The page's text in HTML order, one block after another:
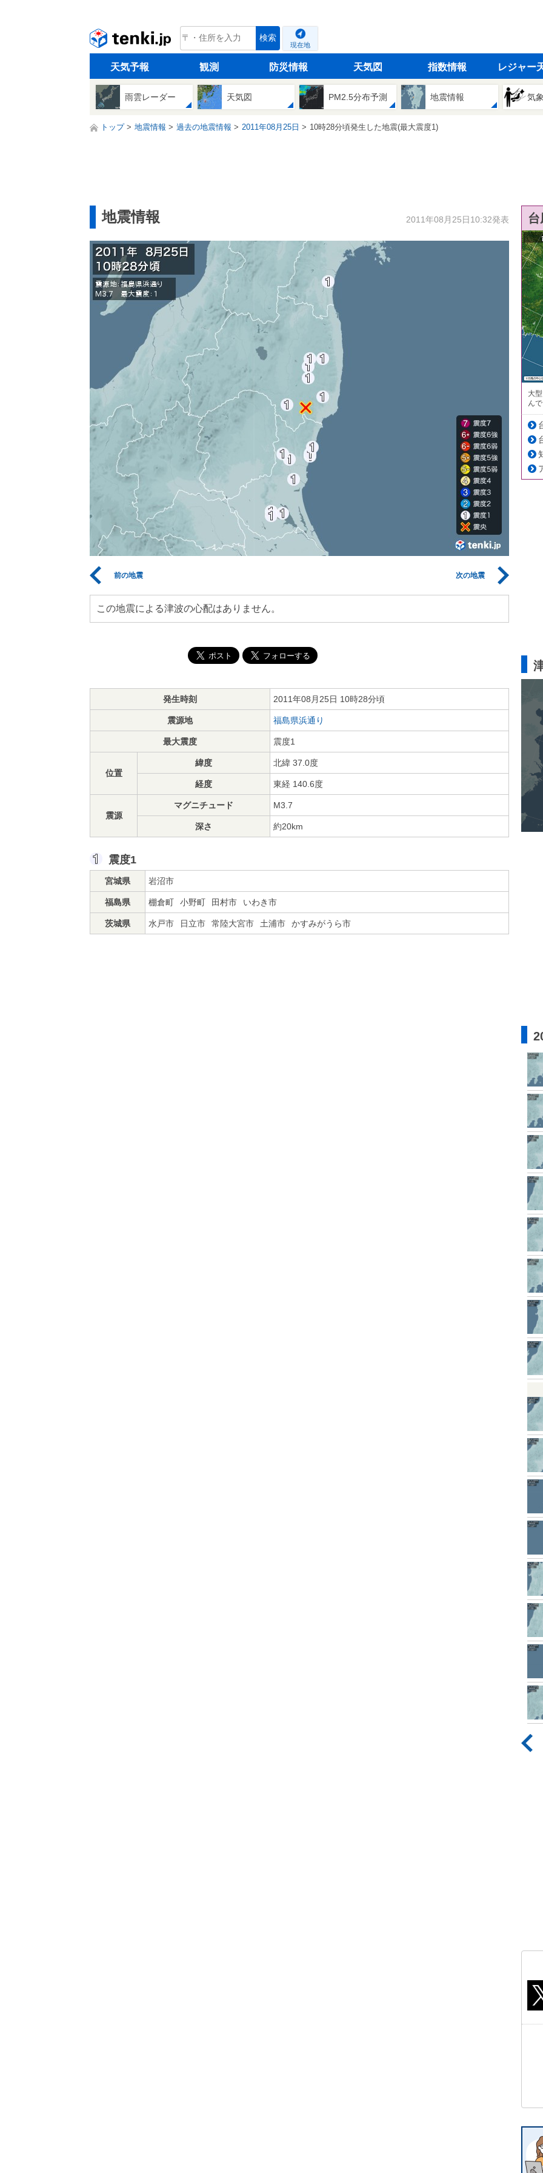
tenki.jp 検索
現在地
天気予報 観測 防災情報 天気図 指数情報 レジャー
雨雲レーダー 天気図 PM2.5分布予測 地震情報 気
トップ 地震情報 過去の地震情報 2011年08月25日 10時28分頃発生した地震(最大震度1)
地震情報 2011年08月25日10:32発表
前の地震 次の地震
この地震による津波の心配はありません。
発生時刻 2011年08月25日 10時28分頃
震源地 福島県浜通り
最大震度 震度1
位置
緯度 北緯 37.0度
経度 東経 140.6度
震源
マグニチュード M3.7
深さ 約20km
震度1
宮城県 岩沼市
福島県 棚倉町 小野町 田村市 いわき市
茨城県 水戸市 日立市 常陸大宮市 土浦市 かすみがうら市
大
ん